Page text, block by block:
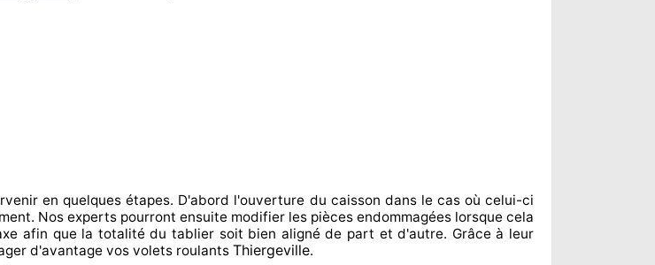
en quelques étapes. D'abord l'ouverture du caisson dans le cas où celui-ci
Nos experts pourront ensuite modifier les pièces endommagées lorsque cela
afin que la totalitédu tablier soit bien aligné de part et d'autre. Grâce à leur
d'avantage vos volets roulants Thiergeville.